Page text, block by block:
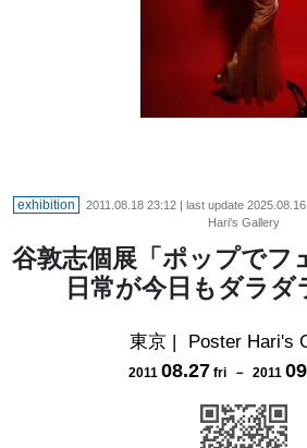
exhibition 2011.08.18 23:12| last update
Hari's Gallery
谷敦志個展「ポップでフ
日常が今日もダラダ
東京 | Poster Hari's
2011 08.27 fri－ 2011 09